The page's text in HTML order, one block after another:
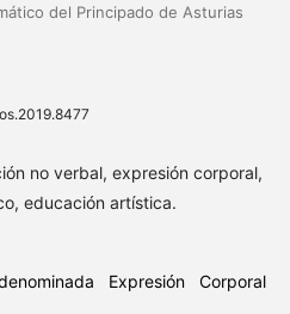
del Principado de Asturias
no verbal, expresión corporal,
educación artística.
Expresión Corporal